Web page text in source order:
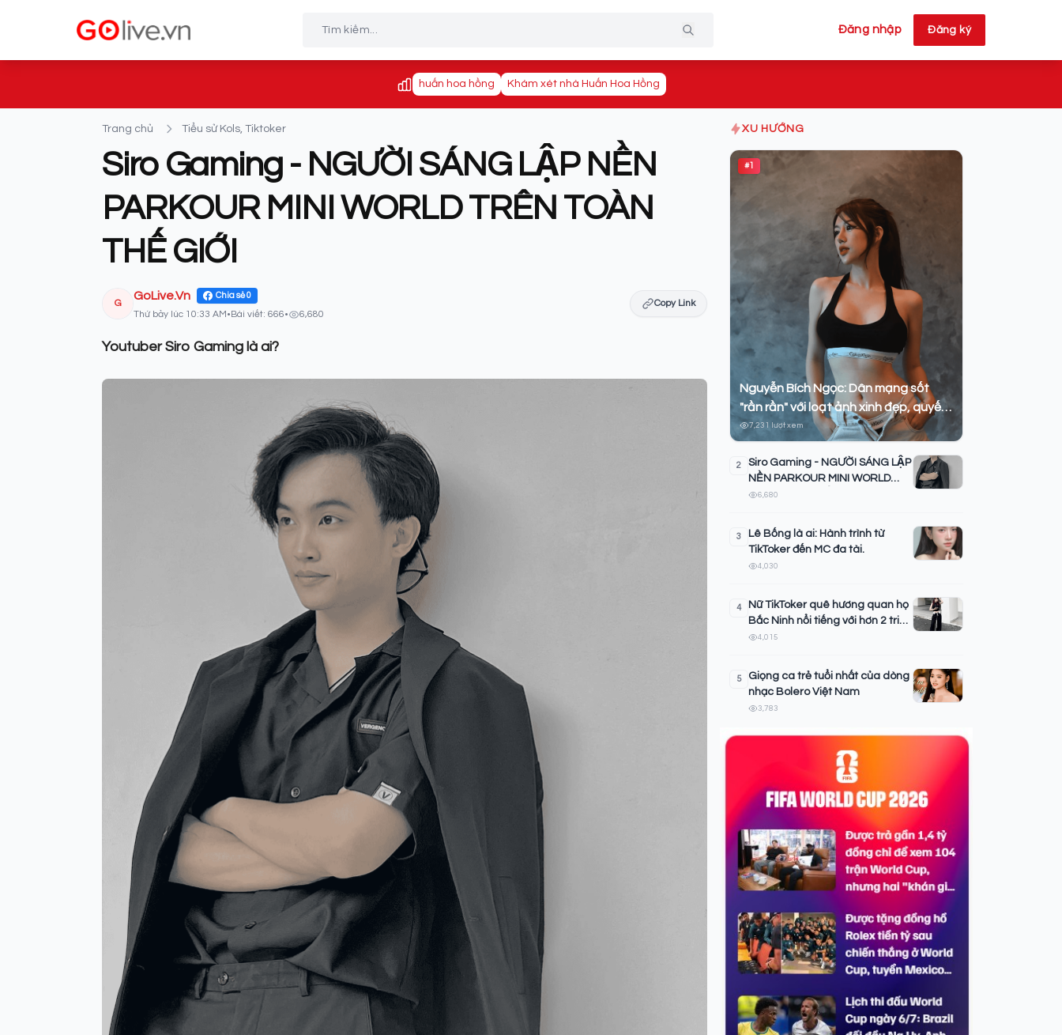
Đăng nhập Đăng ký
huấn hoa hồng Khám xét nhà Huấn Hoa Hồng
Trang chủ Tiểu sử Kols, Tiktoker
Siro Gaming - NGƯỜI SÁNG LẬP NỀN
PARKOUR MINI WORLD TRÊN TOÀN
THẾ GIỚI
G
GoLive.Vn Chia sẻ0
Thứ bảy lúc 10:33 AM•Bài viết: 666• 6,680
Copy Link
Youtuber Siro Gaming là ai?
XU HƯỚNG
#1
Nguyễn Bích Ngọc: Dân mạng sốt
"rần rần" với loạt ảnh xinh đẹp, quyến
rũ của hot girl Hải Phòng
7,231 lượt xem
2
Siro Gaming - NGƯỜI SÁNG LẬP
NỀN PARKOUR MINI WORLD
TRÊN TOÀN THẾ GIỚI
6,680
3
Lê Bống là ai: Hành trình từ
TikToker đến MC đa tài.
4,030
4
Nữ TikToker quê hương quan họ
Bắc Ninh nổi tiếng với hơn 2 triệu
Follower
4,015
5
Giọng ca trẻ tuổi nhất của dòng
nhạc Bolero Việt Nam
3,783